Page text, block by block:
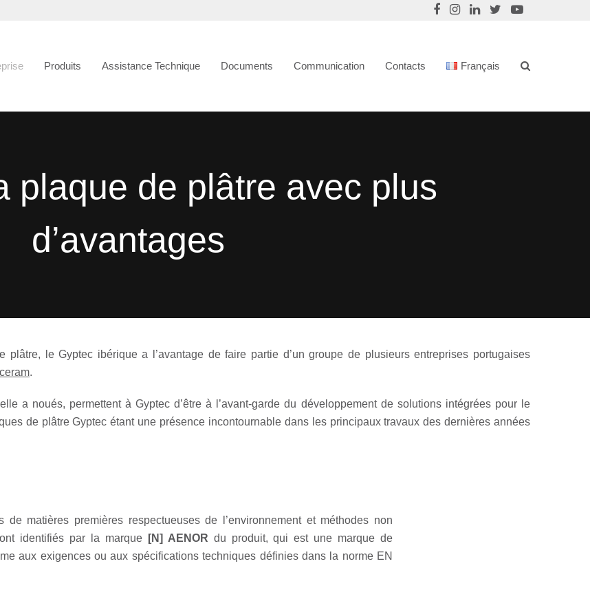
Produits Assistance Technique Documents Communication Contacts Français
plaque de plâtre avec plus
d’avantages
le Gyptec ibérique a l’avantage de faire partie d’un groupe de plusieurs entreprises portugaises
.
a noués, permettent à Gyptec d’être à l’avant-garde du développement de solutions intégrées pour le
de plâtre Gyptec étant une présence incontournable dans les principaux travaux des dernières années
matières premières respectueuses de l’environnement et méthodes non
identifiés par la marque
[N] AENOR du produit, qui est une marque de
aux exigences ou aux spécifications techniques définies dans la norme EN